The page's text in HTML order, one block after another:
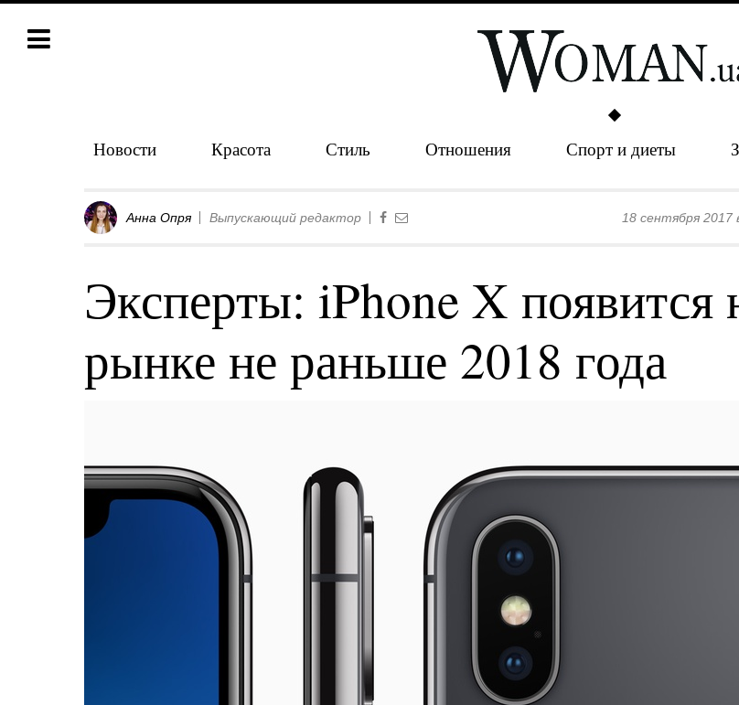
Новости Красота Стиль Отношения Спорт и диеты
Анна Опря Выпускающий редактор 18 сентября 2017
Эксперты: iPhone X появится
рынке не раньше 2018 года